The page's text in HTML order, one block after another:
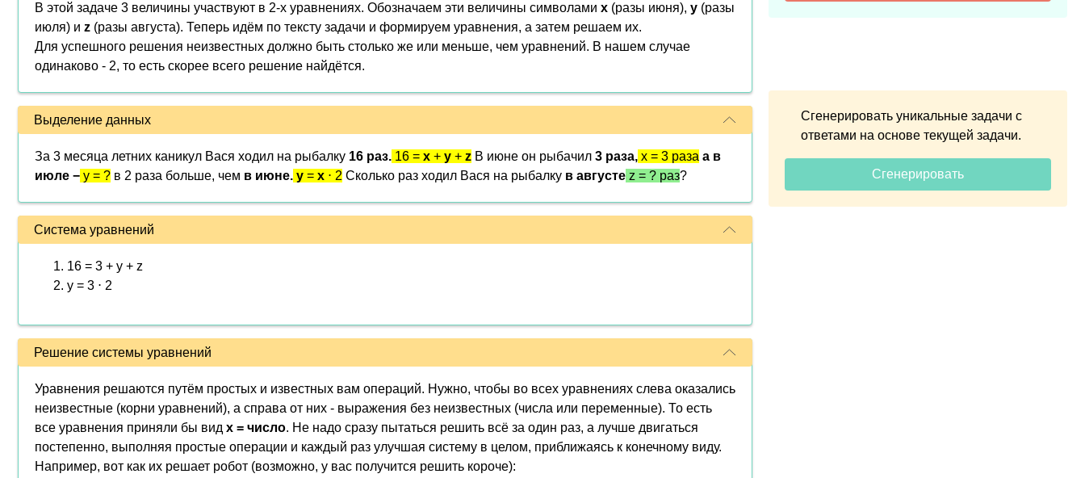
В этой задаче 3 величины участвуют в 2-х уравнениях. Обозначаем эти величины символами x (разы июня), y (разы
июля) и z (разы августа). Теперь идём по тексту задачи и формируем уравнения, а затем решаем их.
Для успешного решения неизвестных должно быть столько же или меньше, чем уравнений. В нашем случае
одинаково - 2, то есть скорее всего решение найдётся.
Выделение данных
За 3 месяца летних каникул Вася ходил на рыбалку 16 раз. 16 = x + y + z В июне он рыбачил 3 раза, x = 3 раза а в
июле − y = ? в 2 раза больше, чем в июне. y = x ⋅ 2 Сколько раз ходил Вася на рыбалку в августе z = ? раз?
Система уравнений
16 = 3 + y + z
y = 3 ⋅ 2
Решение системы уравнений
Уравнения решаются путём простых и известных вам операций. Нужно, чтобы во всех уравнениях слева оказались
неизвестные (корни уравнений), а справа от них - выражения без неизвестных (числа или переменные). То есть
все уравнения приняли бы вид x = число. Не надо сразу пытаться решить всё за один раз, а лучше двигаться
постепенно, выполняя простые операции и каждый раз улучшая систему в целом, приближаясь к конечному виду.
Например, вот как их решает робот (возможно, у вас получится решить короче):
Сгенерировать уникальные задачи с
ответами на основе текущей задачи.
Сгенерировать